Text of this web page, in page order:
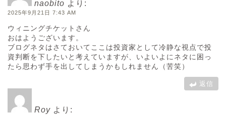
naobito より:
2025年9月21日 7:43 AM
ウィニングチケットさん
おはようございます。
ブログネタはさておいてここは投資家として冷静な視点で投
資判断を下したいと考えていますが、いよいよにネタに困っ
たら思わず手を出してしまうかもしれません（苦笑）
返信
Roy より: